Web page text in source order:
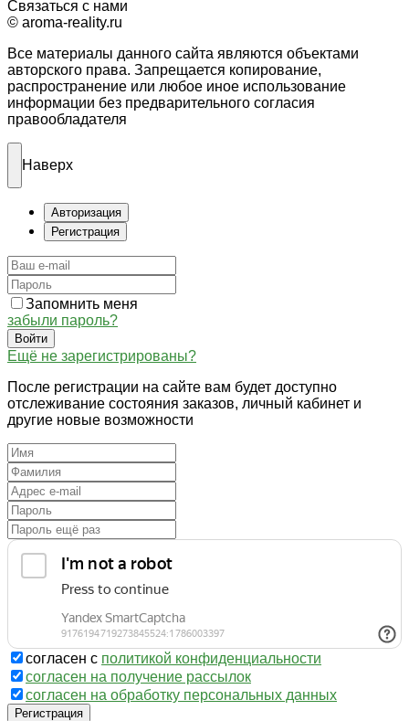
Связаться с нами
© aroma-reality.ru
Все материалы данного сайта являются объектами
авторского права. Запрещается копирование,
распространение или любое иное использование
информации без предварительного согласия
правообладателя
Наверх
Авторизация
Регистрация
Запомнить меня
забыли пароль?
Войти
Ещё не зарегистрированы?
После регистрации на сайте вам будет доступно
отслеживание состояния заказов, личный кабинет и
другие новые возможности
согласен с политикой конфиденциальности
согласен на получение рассылок
согласен на обработку персональных данных
Регистрация